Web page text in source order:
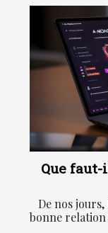
Que
De nos
bonne relation